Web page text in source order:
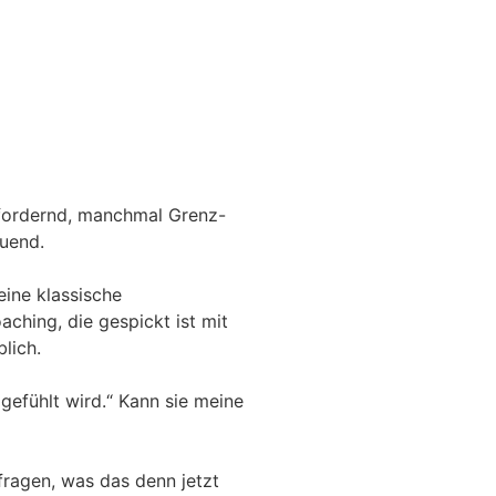
manchmal Grenz-
klassische
die gespickt ist mit
wird.“ Kann sie meine
was das denn jetzt